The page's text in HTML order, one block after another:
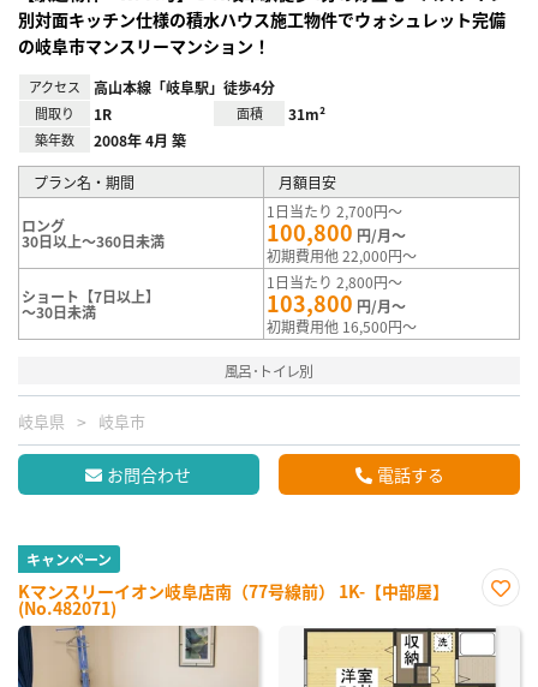
別対面キッチン仕様の積水ハウス施工物件でウォシュレット完備
の岐阜市マンスリーマンション！
アクセス 高山本線「岐阜駅」徒歩4分
間取り 1R 面積 31m²
築年数 2008年 4月 築
プラン名・期間 月額目安
ロング
30日以上～360日未満
1日当たり 2,700円～
100,800 円/月～
初期費用他 22,000円～
ショート【7日以上】
～30日未満
1日当たり 2,800円～
103,800 円/月～
初期費用他 16,500円～
風呂･トイレ別
岐阜県 岐阜市
お問合わせ 電話する
キャンペーン
Kマンスリーイオン岐阜店南（77号線前） 1K-【中部屋】
(No.482071)
に入
り登